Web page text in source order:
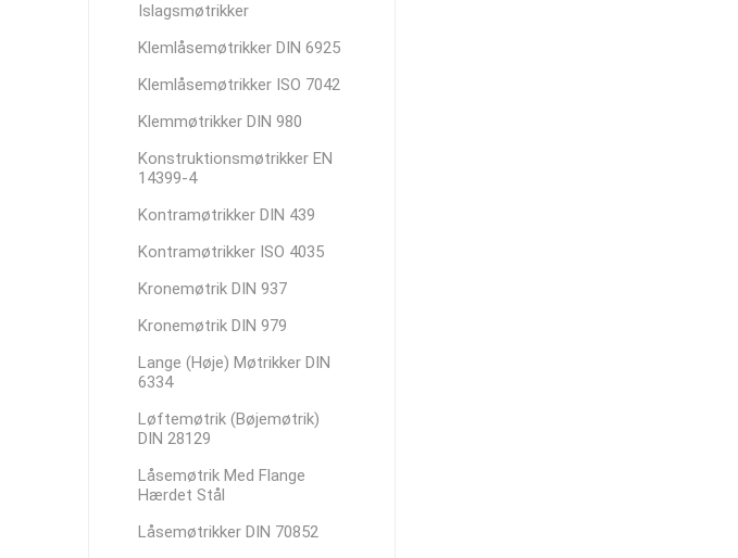
Islagsmøtrikker
Klemlåsemøtrikker DIN 6925
Klemlåsemøtrikker ISO 7042
Klemmøtrikker DIN 980
Konstruktionsmøtrikker EN
14399-4
Kontramøtrikker DIN 439
Kontramøtrikker ISO 4035
Kronemøtrik DIN 937
Kronemøtrik DIN 979
Lange (Høje) Møtrikker DIN
6334
Løftemøtrik (Bøjemøtrik)
DIN 28129
Låsemøtrik Med Flange
Hærdet Stål
Låsemøtrikker DIN 70852